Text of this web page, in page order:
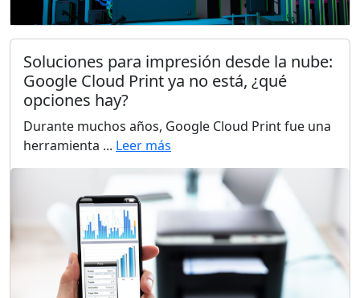
Soluciones para impresión desde la nube:
Google Cloud Print ya no está, ¿qué
opciones hay?
Durante muchos años, Google Cloud Print fue una
herramienta ... Leer más